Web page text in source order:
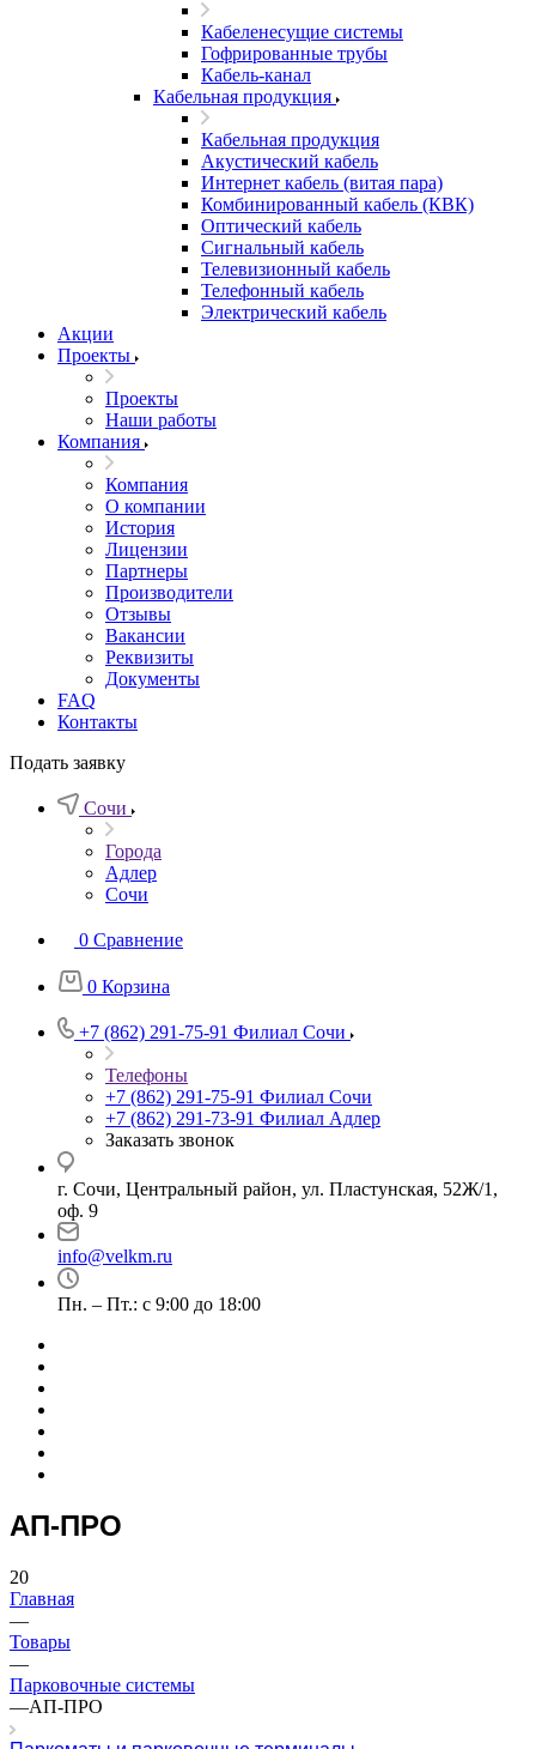
Кабеленесущие системы
Гофрированные трубы
Кабель-канал
Кабельная продукция
Кабельная продукция
Акустический кабель
Интернет кабель (витая пара)
Комбинированный кабель (КВК)
Оптический кабель
Сигнальный кабель
Телевизионный кабель
Телефонный кабель
Электрический кабель
Акции
Проекты
Проекты
Наши работы
Компания
Компания
О компании
История
Лицензии
Партнеры
Производители
Отзывы
Вакансии
Реквизиты
Документы
FAQ
Контакты
Подать заявку
Сочи
Города
Адлер
Сочи
0 Сравнение
0 Корзина
+7 (862) 291-75-91 Филиал Сочи
Телефоны
+7 (862) 291-75-91 Филиал Сочи
+7 (862) 291-73-91 Филиал Адлер
Заказать звонок
г. Сочи, Центральный район, ул. Пластунская, 52Ж/1,
оф. 9
info@velkm.ru
Пн. – Пт.: с 9:00 до 18:00
АП-ПРО
20
Главная
—
Товары
—
Парковочные системы
—АП-ПРО